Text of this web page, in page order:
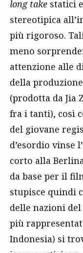
long take statici
stereotipica
più rigoroso.
meno
attenzione alle
della
(prodotta da Jia
fra i tanti), così
del giovane
d’esordio vinse
corto alla
da base per il
stupisce quindi
delle nazioni
più
Indonesia) si